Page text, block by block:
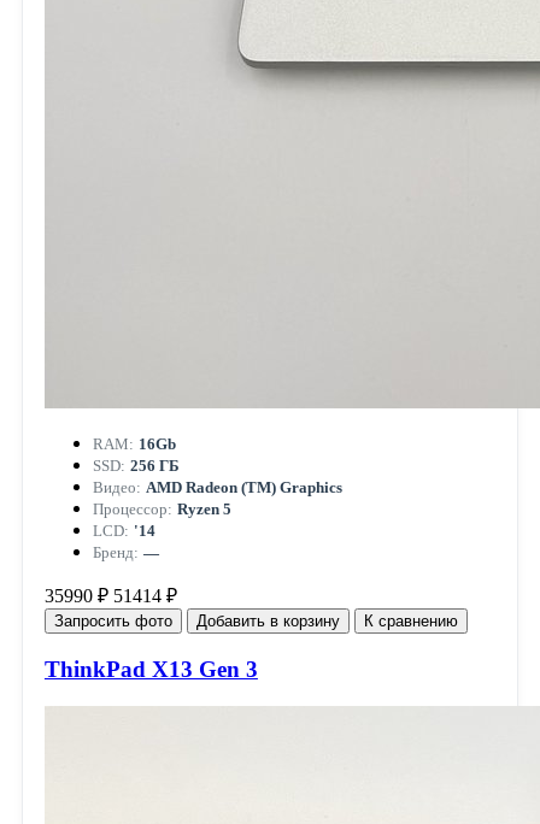
RAM: 16Gb
SSD: 256 ГБ
Видео: AMD Radeon (TM) Graphics
Процессор: Ryzen 5
LCD: '14
Бренд: —
35990 ₽ 51414 ₽
Запросить фото Добавить в корзину К сравнению
ThinkPad X13 Gen 3